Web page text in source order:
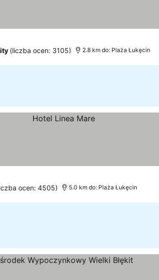
(liczba ocen: 3105) 2.8 km do: Plaża Łukęcin
ocen: 4505) 5.0 km do: Plaża Łukęcin